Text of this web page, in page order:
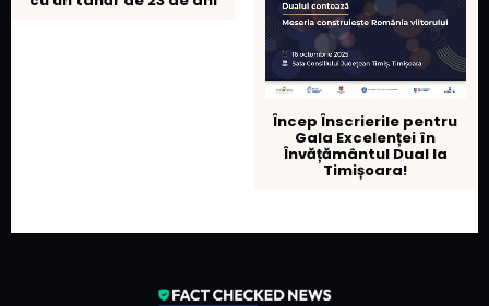
Încep Înscrierile pentru
Gala Excelenței în
Învățământul Dual la
Timișoara!